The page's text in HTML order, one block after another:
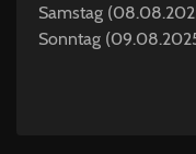
Samstag
Sonntag